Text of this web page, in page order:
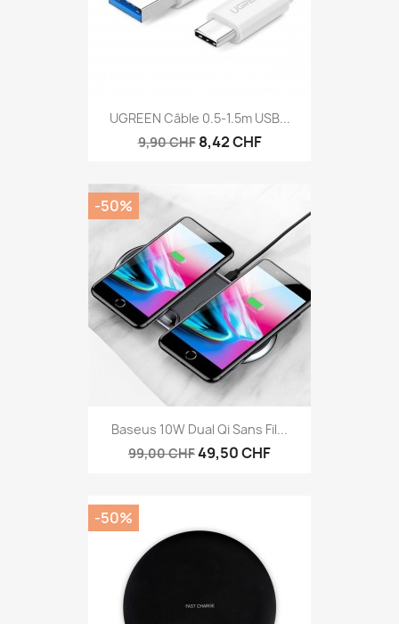
UGREEN Câble 0.5-1.5m USB...
9,90 CHF 8,42 CHF
Baseus 10W Dual Qi Sans Fil...
99,00 CHF49,50 CHF
-50%
-50%